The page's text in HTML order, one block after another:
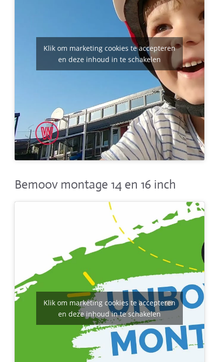
Klik om marketing cookies te accepteren
en deze inhoud in te schakelen
Bemoov montage 14 en 16 inch
Klik om marketing cookies te accepteren
en deze inhoud in te schakelen